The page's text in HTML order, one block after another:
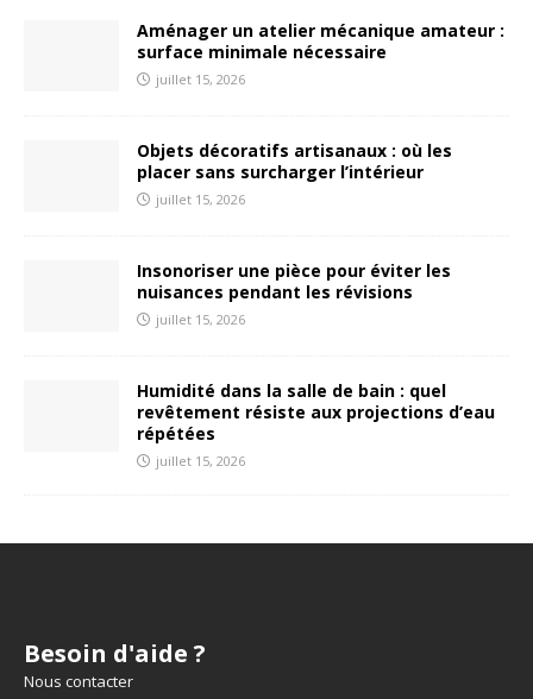
Aménager un atelier mécanique amateur :
surface minimale nécessaire
juillet 15, 2026
Objets décoratifs artisanaux : où les
placer sans surcharger l’intérieur
juillet 15, 2026
Insonoriser une pièce pour éviter les
nuisances pendant les révisions
juillet 15, 2026
Humidité dans la salle de bain : quel
revêtement résiste aux projections d’eau
répétées
juillet 15, 2026
Besoin d'aide ?
Nous contacter